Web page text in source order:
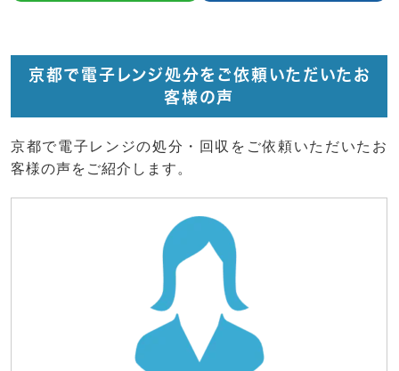
京都で電子レンジ処分をご依頼いただいたお
客様の声
京都で電子レンジの処分・回収をご依頼いただいたお
客様の声をご紹介します。